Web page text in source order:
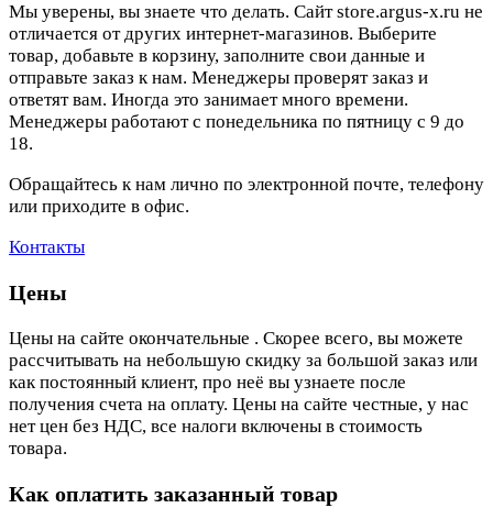
Мы уверены, вы знаете что делать. Сайт store.argus-x.ru не
отличается от других интернет-магазинов. Выберите
товар, добавьте в корзину, заполните свои данные и
отправьте заказ к нам. Менеджеры проверят заказ и
ответят вам. Иногда это занимает много времени.
Менеджеры работают с понедельника по пятницу с 9 до
18.
Обращайтесь к нам лично по электронной почте, телефону
или приходите в офис.
Контакты
Цены
Цены на сайте окончательные . Скорее всего, вы можете
рассчитывать на небольшую скидку за большой заказ или
как постоянный клиент, про неё вы узнаете после
получения счета на оплату. Цены на сайте честные, у нас
нет цен без НДС, все налоги включены в стоимость
товара.
Как оплатить заказанный товар